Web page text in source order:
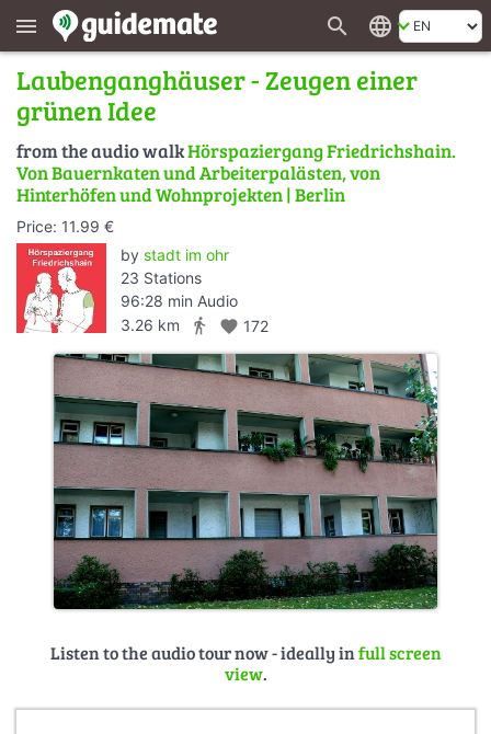
menu search language
Laubenganghäuser - Zeugen einer
grünen Idee
from the audio walkHörspaziergang Friedrichshain.
Von Bauernkaten und Arbeiterpalästen, von
Hinterhöfen und Wohnprojekten | Berlin
Price: 11.99 €
by stadt im ohr
23 Stations
96:28 min Audio
3.26 km
directions_walk favorite 172
Listen to the audio tour now - ideally infull screen
view.